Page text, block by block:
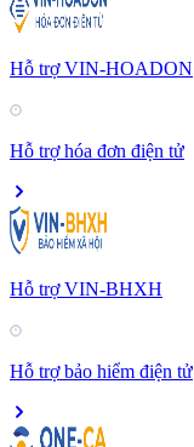
Hỗ trợ VIN-HOADON
Hỗ trợ hóa đơn điện tử
Hỗ trợ VIN-BHXH
Hỗ trợ bảo hiểm điện tử